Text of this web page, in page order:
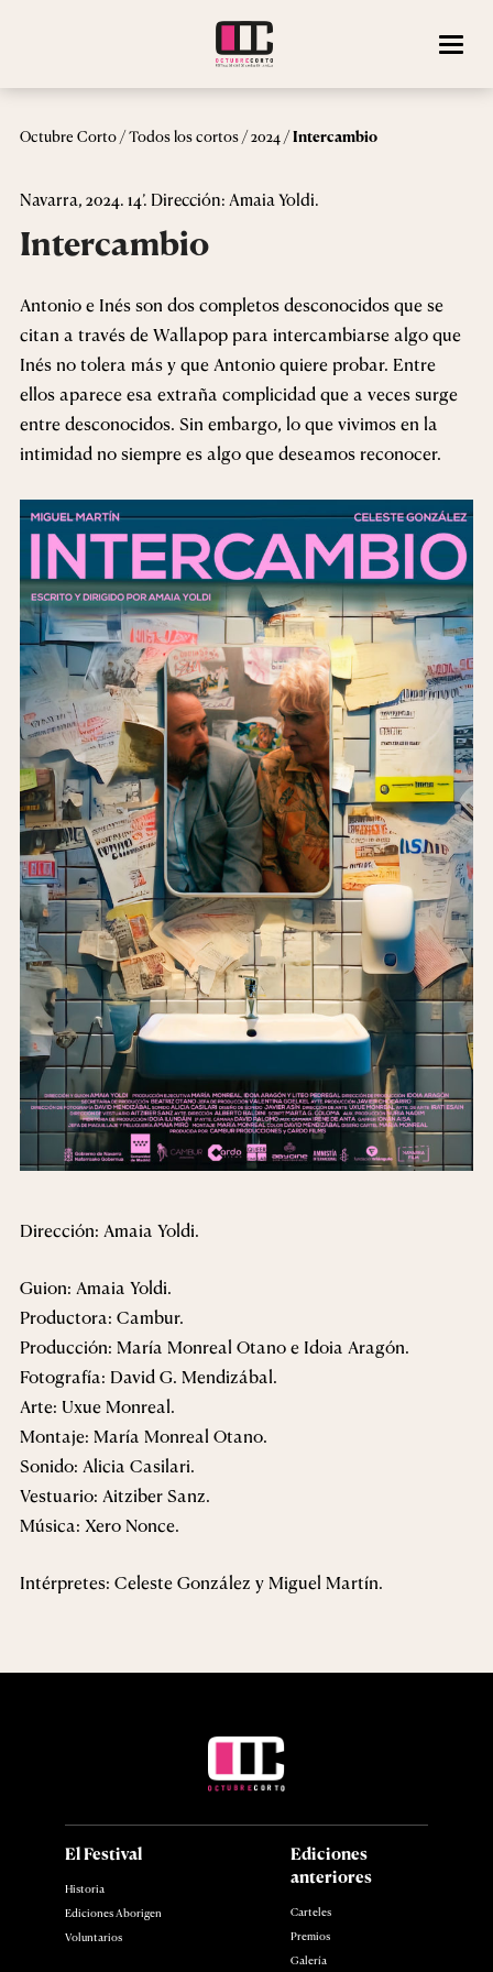
Octubre Corto/Todos los cortos/2024 /Intercambio
Navarra, 2024. 14’. Dirección: Amaia Yoldi.
Intercambio
Antonio e Inés son dos completos desconocidos que se
citan a través de Wallapop para intercambiarse algo que
Inés no tolera más y que Antonio quiere probar. Entre
ellos aparece esa extraña complicidad que a veces surge
entre desconocidos. Sin embargo, lo que vivimos en la
intimidad no siempre es algo que deseamos reconocer.
Dirección: Amaia Yoldi.
Guion: Amaia Yoldi.
Productora: Cambur.
Producción: María Monreal Otano e Idoia Aragón.
Fotografía: David G. Mendizábal.
Arte: Uxue Monreal.
Montaje: María Monreal Otano.
Sonido: Alicia Casilari.
Vestuario: Aitziber Sanz.
Música: Xero Nonce.
Intérpretes: Celeste González y Miguel Martín.
El Festival
Historia
Ediciones Aborigen
Voluntarios
Ediciones
anteriores
Carteles
Premios
Galería